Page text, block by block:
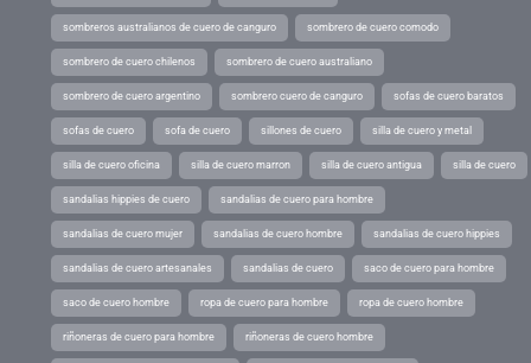
sombreros australianos de cuero de canguro sombrero de cuero comodo
sombrero de cuero chilenos sombrero de cuero australiano
sombrero de cuero argentino sombrero cuero de canguro sofas de cuero baratos
sofas de cuero sofa de cuero sillones de cuero silla de cuero y metal
silla de cuero oficina silla de cuero marron silla de cuero antigua silla de cuero
sandalias hippies de cuero sandalias de cuero para hombre
sandalias de cuero mujer sandalias de cuero hombre sandalias de cuero hippies
sandalias de cuero artesanales sandalias de cuero saco de cuero para hombre
saco de cuero hombre ropa de cuero para hombre ropa de cuero hombre
riñoneras de cuero para hombre riñoneras de cuero hombre